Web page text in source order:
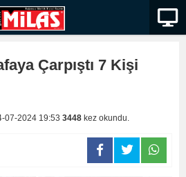
Çarpıştı 7 Kişi
07-2024 19:53 3448 kez okundu.